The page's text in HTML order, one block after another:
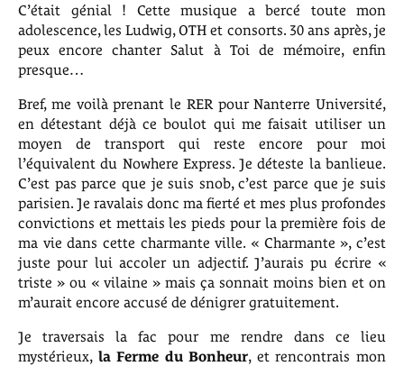
C’était génial ! Cette musique a bercé toute mon
adolescence, les Ludwig, OTH et consorts. 30 ans après, je
peux encore chanter Salut à Toi de mémoire, enfin
presque…
Bref, me voilà prenant le RER pour Nanterre Université,
en détestant déjà ce boulot qui me faisait utiliser un
moyen de transport qui reste encore pour moi
l’équivalent du Nowhere Express. Je déteste la banlieue.
C’est pas parce que je suis snob, c’est parce que je suis
parisien. Je ravalais donc ma fierté et mes plus profondes
convictions et mettais les pieds pour la première fois de
ma vie dans cette charmante ville. « Charmante », c’est
juste pour lui accoler un adjectif. J’aurais pu écrire «
triste » ou « vilaine » mais ça sonnait moins bien et on
m’aurait encore accusé de dénigrer gratuitement.
Je traversais la fac pour me rendre dans ce lieu
mystérieux, la Ferme du Bonheur, et rencontrais mon